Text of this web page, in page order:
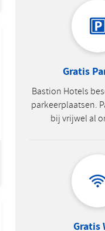
Gratis
Bastion Hotels
parkeerplaatsen.
bij vrijwel al
Gratis